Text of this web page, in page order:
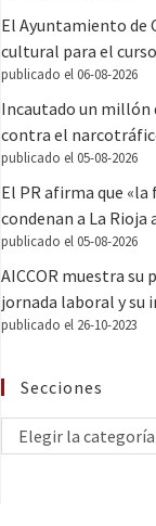
El Ayuntamiento de
cultural para el
publicado el 06-08-2026
Incautado un millón
contra el
publicado el 05-08-2026
El PR afirma que
condenan a La
publicado el 05-08-2026
AICCOR muestra su
jornada laboral y su
publicado el 26-10-2023
Secciones
Elegir la categoría